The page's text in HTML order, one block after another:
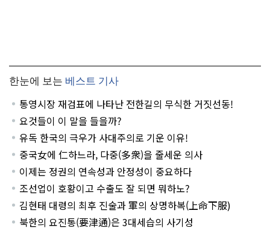
한눈에 보는 베스트 기사
통영시장 재검표에 나타난 전한길의 무식한 거짓선동!
요것들이 이 말을 들을까?
유독 한국의 극우가 사대주의로 기운 이유!
중국女에 仁하느라, 다중(多衆)을 줄세운 의사
이제는 정권의 연속성과 안정성이 중요하다
조선업이 호황이고 수출도 잘 되면 뭐하노?
김현태 대령의 최후 진술과 軍의 상명하복(上命下服)
북한의 요진통(要津通)은 3대세습의 사기성